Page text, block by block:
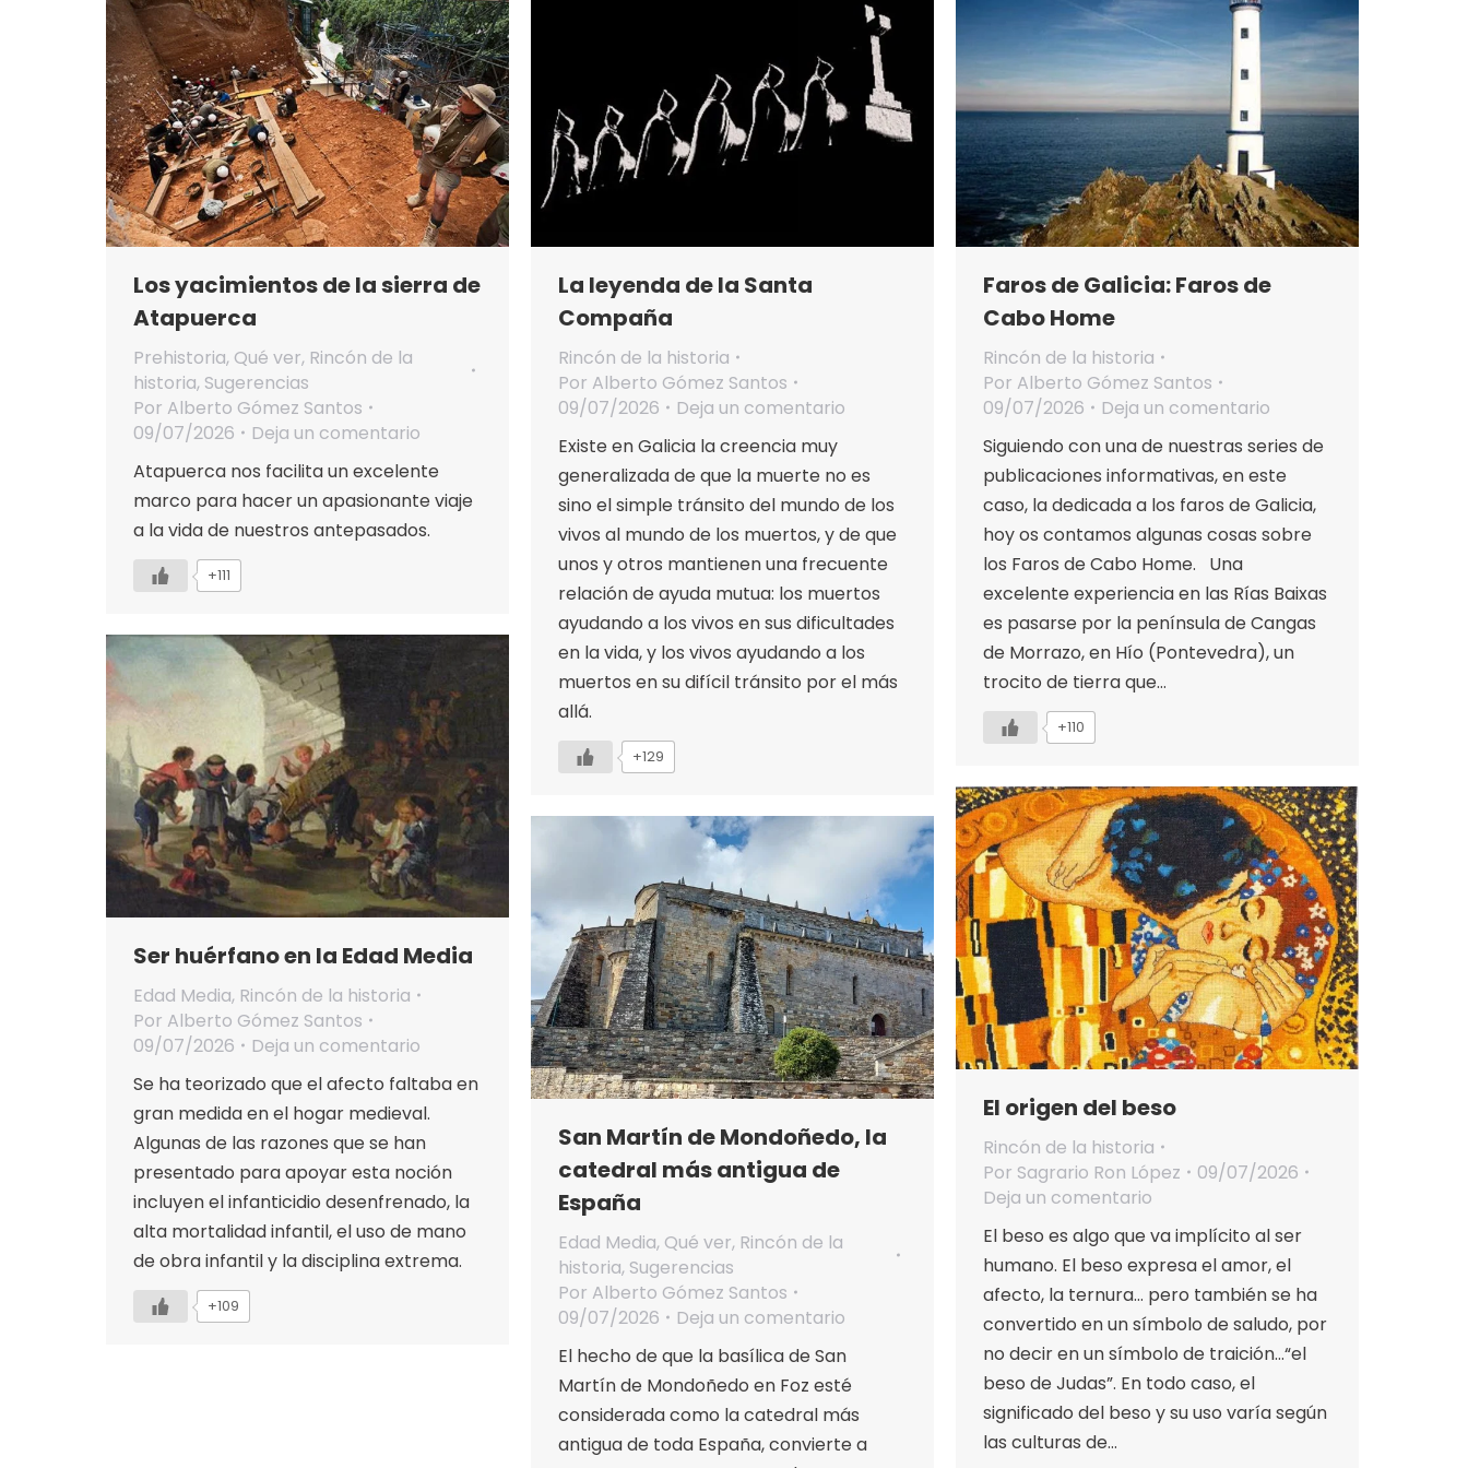
Los yacimientos de la sierra de
Atapuerca
Prehistoria, Qué ver, Rincón de la
historia, Sugerencias
Por Alberto Gómez Santos
09/07/2026
Deja un comentario
Atapuerca nos facilita un excelente
marco para hacer un apasionante viaje
a la vida de nuestros antepasados.
+111
La leyenda de la Santa
Compaña
Rincón de la historia
Por Alberto Gómez Santos
09/07/2026
Deja un comentario
Existe en Galicia la creencia muy
generalizada de que la muerte no es
sino el simple tránsito del mundo de los
vivos al mundo de los muertos, y de que
unos y otros mantienen una frecuente
relación de ayuda mutua: los muertos
ayudando a los vivos en sus dificultades
en la vida, y los vivos ayudando a los
muertos en su difícil tránsito por el más
allá.
+129
Faros de Galicia: Faros de
Cabo Home
Rincón de la historia
Por Alberto Gómez Santos
09/07/2026
Deja un comentario
Siguiendo con una de nuestras series de
publicaciones informativas, en este
caso, la dedicada a los faros de Galicia,
hoy os contamos algunas cosas sobre
los Faros de Cabo Home. Una
excelente experiencia en las Rías Baixas
es pasarse por la península de Cangas
de Morrazo, en Hío (Pontevedra), un
trocito de tierra que…
+110
Ser huérfano en la Edad Media
Edad Media, Rincón de la historia
Por Alberto Gómez Santos
09/07/2026
Deja un comentario
Se ha teorizado que el afecto faltaba en
gran medida en el hogar medieval.
Algunas de las razones que se han
presentado para apoyar esta noción
incluyen el infanticidio desenfrenado, la
alta mortalidad infantil, el uso de mano
de obra infantil y la disciplina extrema.
+109
El origen del beso
Rincón de la historia
Por Sagrario Ron López
09/07/2026
Deja un comentario
El beso es algo que va implícito al ser
humano. El beso expresa el amor, el
afecto, la ternura… pero también se ha
convertido en un símbolo de saludo, por
no decir en un símbolo de traición…“el
beso de Judas”. En todo caso, el
significado del beso y su uso varía según
las culturas de…
San Martín de Mondoñedo, la
catedral más antigua de
España
Edad Media, Qué ver, Rincón de la
historia, Sugerencias
Por Alberto Gómez Santos
09/07/2026
Deja un comentario
El hecho de que la basílica de San
Martín de Mondoñedo en Foz esté
considerada como la catedral más
antigua de toda España, convierte a